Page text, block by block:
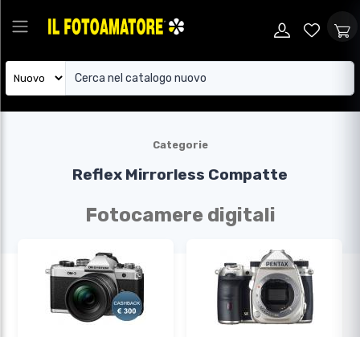
Categorie
Reflex Mirrorless Compatte
Fotocamere digitali